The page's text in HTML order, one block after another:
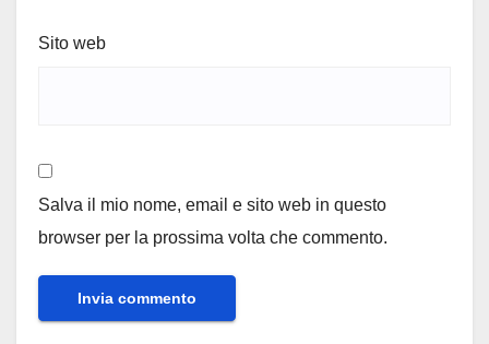
Sito web
Salva il mio nome, email e sito web in questo
browser per la prossima volta che commento.